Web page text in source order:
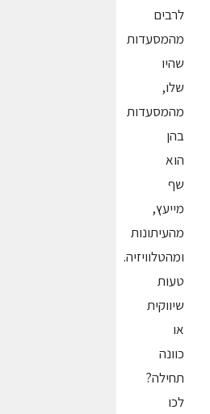
לרבים
מהמסעדות
שהיו
שלו,
מהמסעדות
בהן
הוא
שף
מייעץ,
מהעיתונות
ומהטלוויזיה.
טעות
שיווקית
או
כוונה
תחילה?
לכו